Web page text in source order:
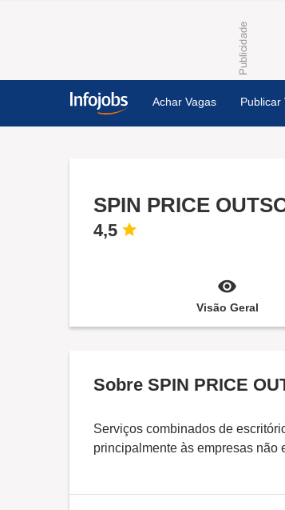
Achar Vagas Publicar
SPIN PRICE
4,5
Visão Geral
Sobre SPIN PRICE
Serviços combinados de
principalmente às empresas não